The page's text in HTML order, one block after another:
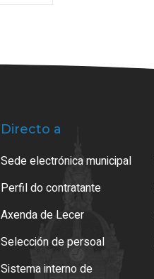
Directo a
Sede electrónica municipal
Perfil do contratante
Axenda de Lecer
Selección de persoal
Sistema interno de